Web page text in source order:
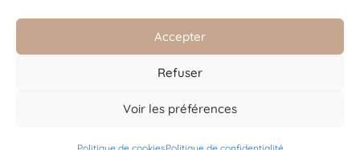
Accepter
Refuser
Voir les préférences
+33 (0)6 18 92 67 54
Instagram
Facebook
Linkedin